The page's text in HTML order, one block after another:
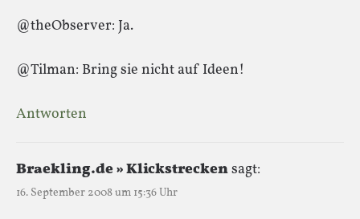
@theObserver: Ja.
@Tilman: Bring sie nicht auf Ideen!
Antworten
Braekling.de » Klickstreckensagt:
16. September 2008 um 15:36 Uhr